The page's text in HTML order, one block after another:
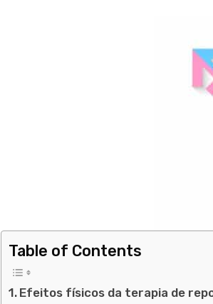
Table of Contents
Efeitos físicos da terapia de